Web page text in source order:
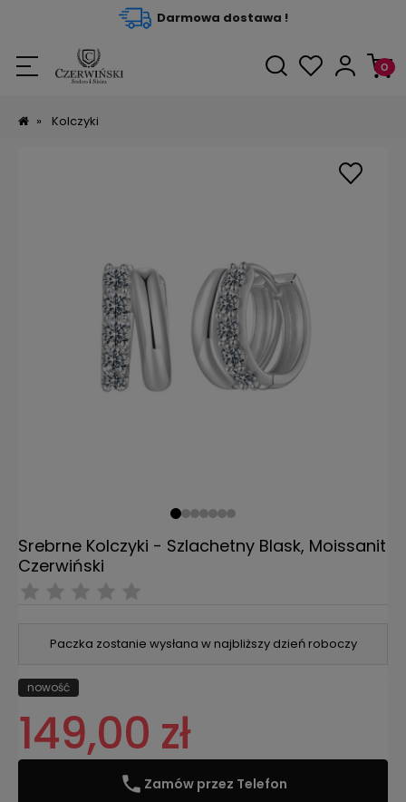
Darmowa dostawa !
» Kolczyki
Paczka zostanie wysłana w najbliższy dzień roboczy
Srebrne Kolczyki - Szlachetny Blask, Moissanit
Czerwiński
nowość
149,00 zł
Zamów przez Telefon